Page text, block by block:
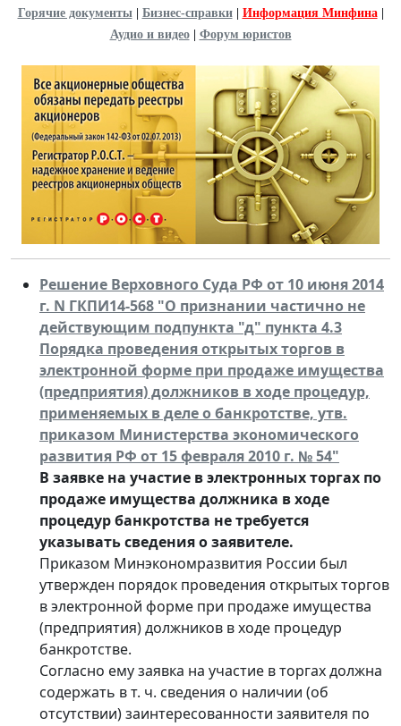
Горячие документы| Бизнес-справки| Информация Минфина|
Аудио и видео| Форум юристов
Решение Верховного Суда РФ от 10 июня 2014
г. N ГКПИ14-568 "О признании частично не
действующим подпункта "д" пункта 4.3
Порядка проведения открытых торгов в
электронной форме при продаже имущества
(предприятия) должников в ходе процедур,
применяемых в деле о банкротстве, утв.
приказом Министерства экономического
развития РФ от 15 февраля 2010 г. № 54"
В заявке на участие в электронных торгах по
продаже имущества должника в ходе
процедур банкротства не требуется
указывать сведения о заявителе.
Приказом Минэкономразвития России был
утвержден порядок проведения открытых торгов
в электронной форме при продаже имущества
(предприятия) должников в ходе процедур
банкротстве.
Согласно ему заявка на участие в торгах должна
содержать в т. ч. сведения о наличии (об
отсутствии) заинтересованности заявителя по